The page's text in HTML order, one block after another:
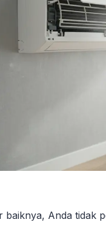
baiknya, Anda tidak